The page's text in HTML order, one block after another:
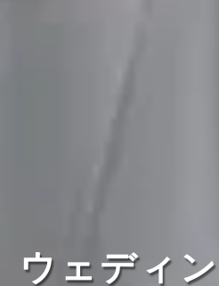
ウェディ